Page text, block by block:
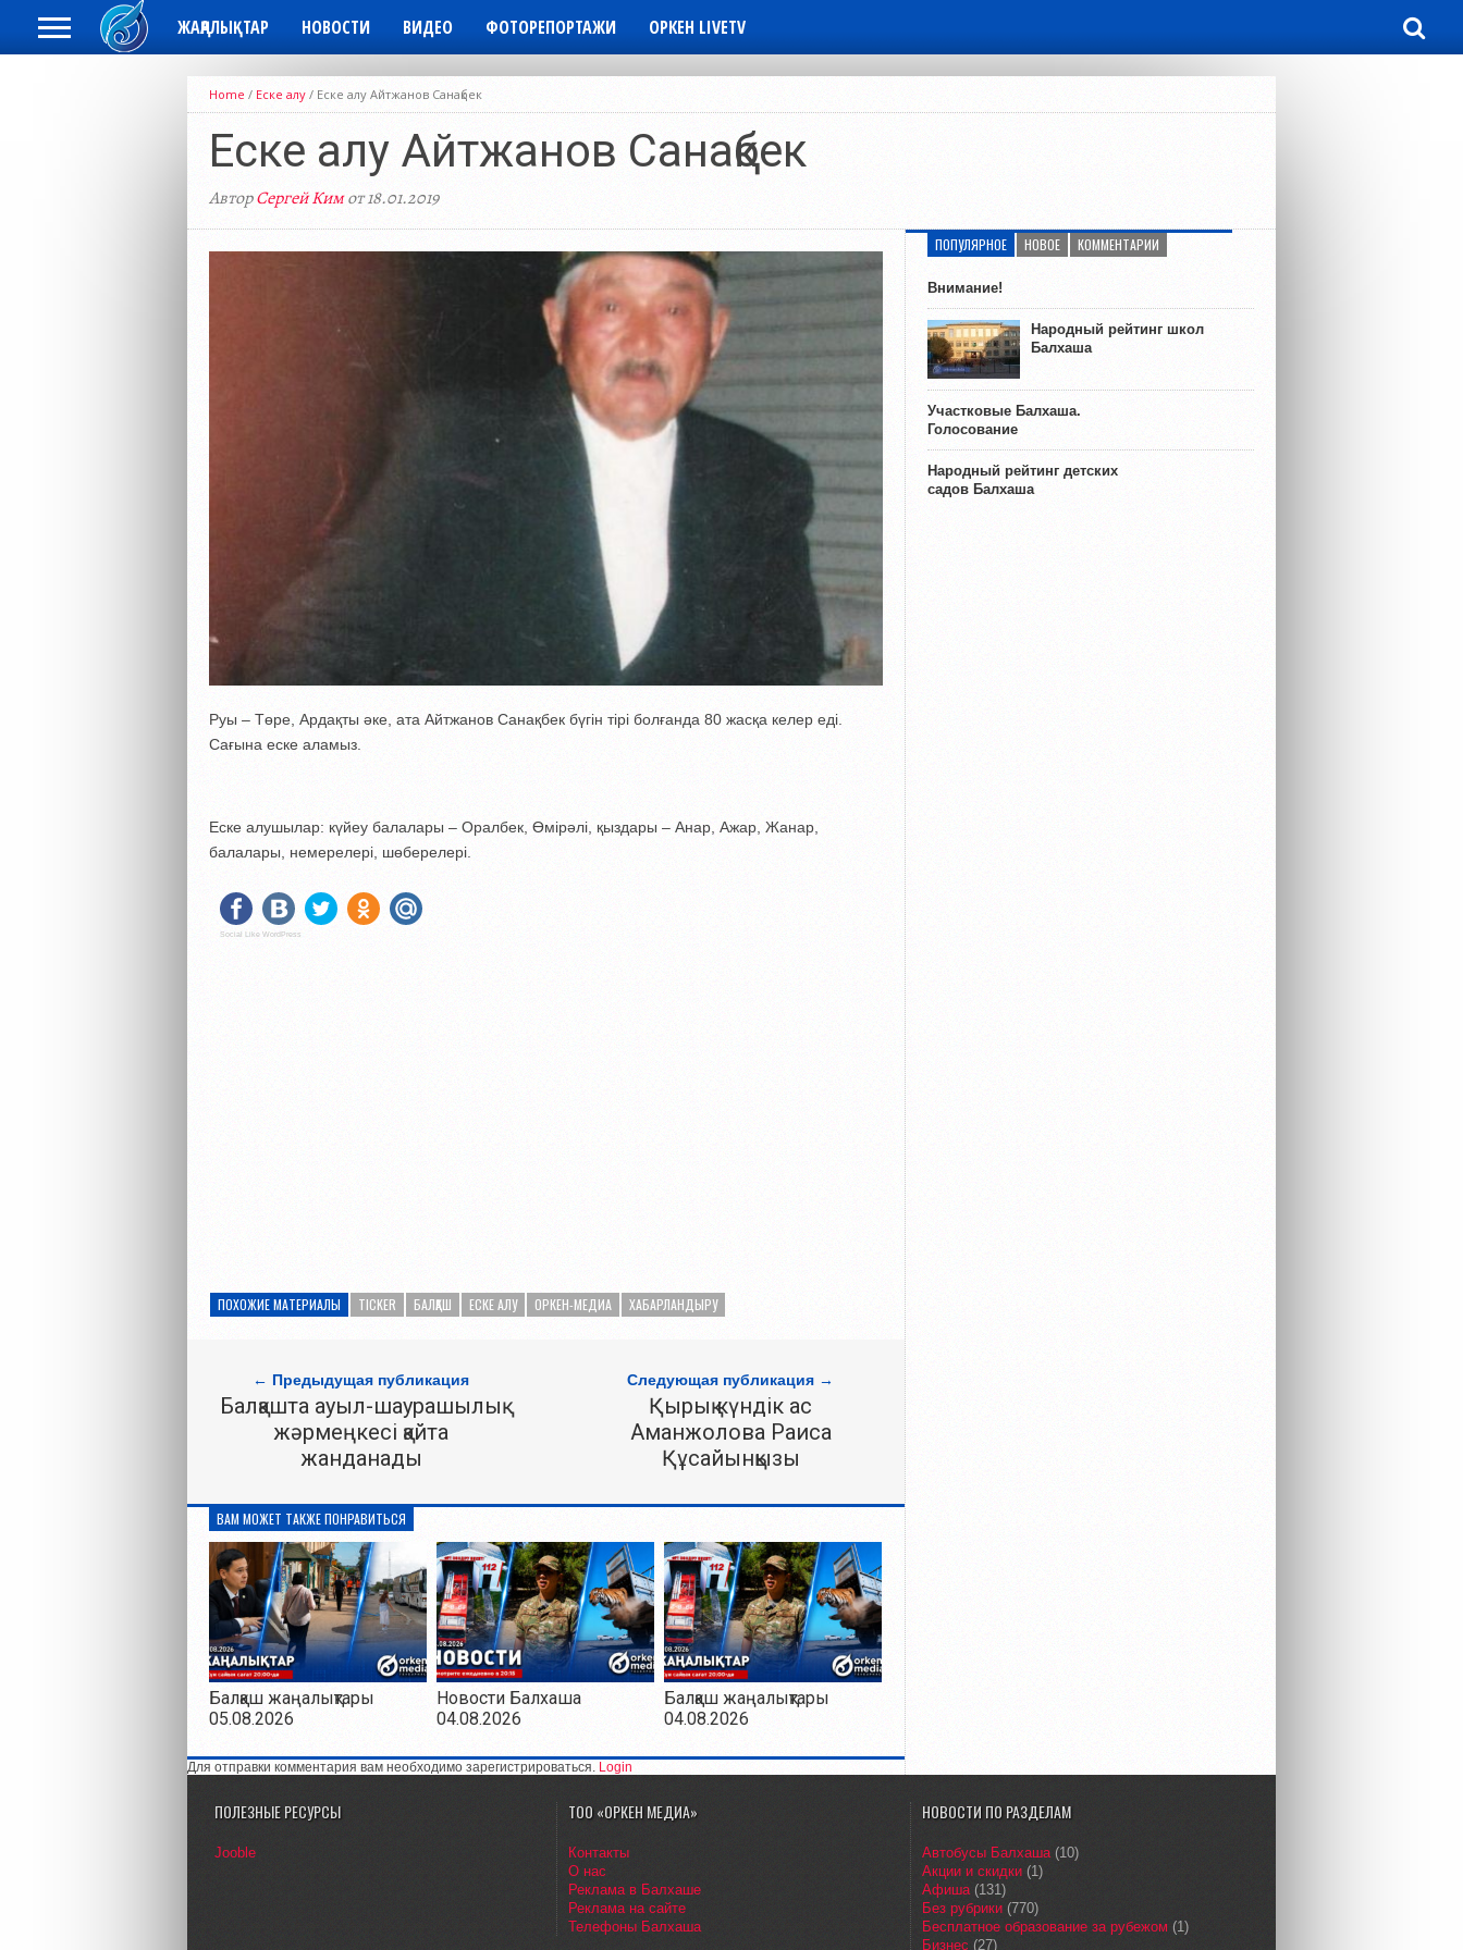
ЖАҢАЛЫҚТАР НОВОСТИ ВИДЕО ФОТОРЕПОРТАЖИ ОРКЕН LIVETV
Home / Еске алу / Еске алу Айтжанов Санақбек
Еске алу Айтжанов Санақбек
АвторСергей Кимот 18.01.2019
Руы – Төре, Ардақты әке, ата Айтжанов Санақбек бүгін тірі болғанда 80 жасқа келер еді.
Сағына еске аламыз.
Еске алушылар: күйеу балалары – Оралбек, Өмірәлі, қыздары – Анар, Ажар, Жанар,
балалары, немерелері, шөберелері.
Social Like WordPress
ПОХОЖИЕ МАТЕРИАЛЫ TICKER БАЛҚАШ ЕСКЕ АЛУ ОРКЕН-МЕДИА ХАБАРЛАНДЫРУ
← Предыдущая публикация
Балқашта ауыл-шаурашылық
жәрмеңкесі қайта
жанданады
Следующая публикация →
Қырық күндік ас
Аманжолова Раиса
Құсайынқызы
ВАМ МОЖЕТ ТАКЖЕ ПОНРАВИТЬСЯ
Балқаш жаңалықтары
05.08.2026
Новости Балхаша
04.08.2026
Балқаш жаңалықтары
04.08.2026
Для отправки комментария вам необходимо зарегистрироваться. Login
ПОПУЛЯРНОЕ НОВОЕ КОММЕНТАРИИ
Внимание!
Народный рейтинг школ
Балхаша
Участковые Балхаша.
Голосование
Народный рейтинг детских
садов Балхаша
ПОЛЕЗНЫЕ РЕСУРСЫ
Jooble
ТОО «ОРКЕН МЕДИА»
Контакты
О нас
Реклама в Балхаше
Реклама на сайте
Телефоны Балхаша
НОВОСТИ ПО РАЗДЕЛАМ
Автобусы Балхаша(10)
Акции и скидки (1)
Афиша(131)
Без рубрики (770)
Бесплатное образование за рубежом (1)
Бизнес (27)